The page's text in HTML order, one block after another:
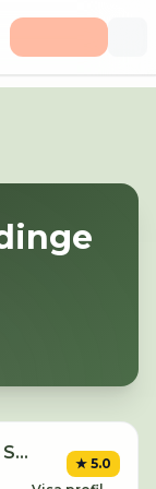
Klätter & Teknik Mästarna i Stockholm AB ★ 5.0